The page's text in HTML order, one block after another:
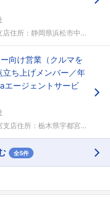
：静岡県浜松市中央区都盛...
向け営業（クルマを
ち上げメンバー／年
エージェントサービ
住所：栃木県宇都宮市 受動...
全5件